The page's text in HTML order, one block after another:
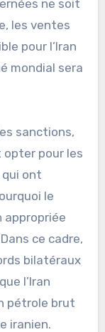
ne soit
les ventes
pour l’Iran
mondial sera
sanctions,
opter pour les
qui ont
le
appropriée
ce cadre,
bilatéraux
l’Iran
pétrole brut
iranien.